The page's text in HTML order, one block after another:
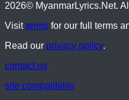
2026© MyanmarLyrics.Net.
Visit terms for our full terms
Read our privacy policy.
contact us
site compatibility